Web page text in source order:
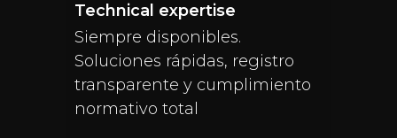
Technical expertise
Siempre disponibles.
Soluciones rápidas, registro
transparente y cumplimiento
normativo total